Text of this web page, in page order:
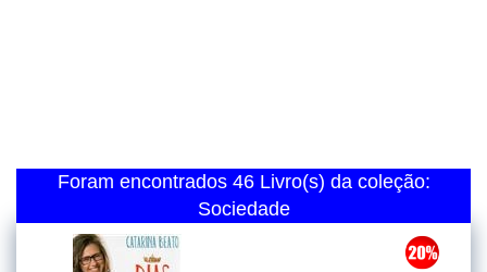
Foram encontrados 46 Livro(s) da coleção:
Sociedade